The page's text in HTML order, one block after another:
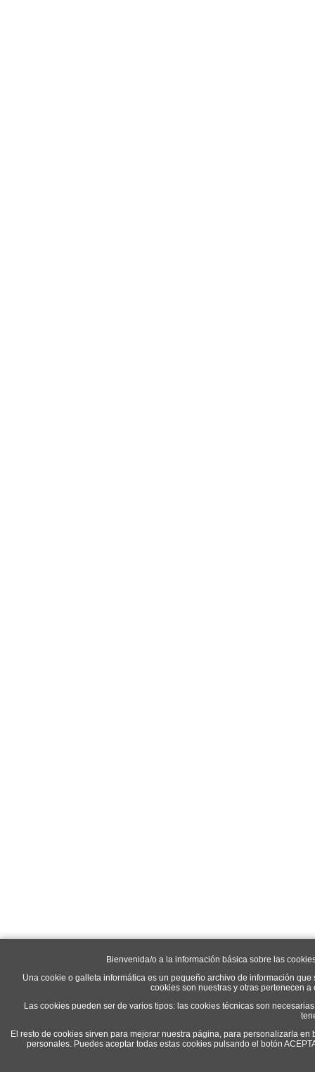
Bienvenida/o a la información básica sobre las
Una cookie o galleta informática es un pequeño archivo de información
cookies son nuestras y otras pertenecen
Las cookies pueden ser de varios tipos: las cookies técnicas son
El resto de cookies sirven para mejorar nuestra página, para personalizarla
personales. Puedes aceptar todas estas cookies pulsando el botón